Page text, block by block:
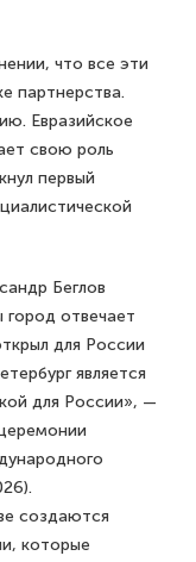
что все эти
партнерства.
Евразийское
свою роль
первый
Беглов
отвечает
для России
является
для России», —
создаются
которые